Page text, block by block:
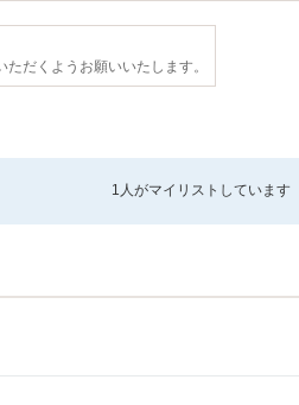
だくようお願いいたします。
1人がマイリストしています